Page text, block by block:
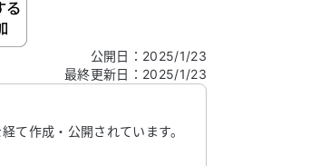
細などの個人情報は入れないでくだ
公開日 ： 2025/1/23
最終更新日 ： 2025/1/23
て作成・公開されています。